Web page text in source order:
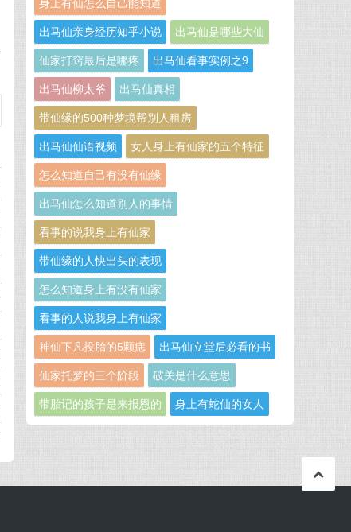
身上有仙怎么自己能知道
出马仙亲身经历知乎小说 出马仙是哪些大仙
仙家打窍最后是哪疼 出马仙看事实例之9
出马仙柳太爷 出马仙真相
带仙缘的500种梦境帮别人租房
出马仙仙语视频 女人身上有仙家的五个特征
怎么知道自己有没有仙缘
出马仙怎么知道别人的事情
看事的说我身上有仙家
带仙缘的人快出头的表现
怎么知道身上有没有仙家
看事的人说我身上有仙家
神仙下凡投胎的5颗痣 出马仙立堂后必看的书
仙家托梦的三个阶段 破关是什么意思
带胎记的孩子是来报恩的 身上有蛇仙的女人